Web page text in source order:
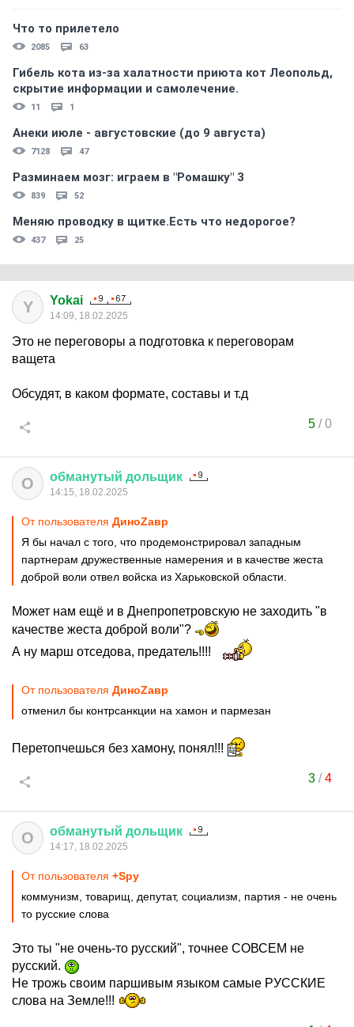
Что то прилетело
2085 63
Гибель кота из-за халатности приюта кот Леопольд,
скрытиe информации и самолечение.
11 1
Анеки июле - августовские (до 9 августа)
7128 47
Разминаем мозг: играем в "Ромашку" 3
839 52
Меняю проводку в щитке.Есть что недорогое?
437 25
Y Yokai
14:09, 18.02.2025
Это не переговоры а подготовка к переговорам
ващета
Обсудят, в каком формате, составы и т.д
5/0
О обманутый дольщик
14:15, 18.02.2025
От пользователя ДиноZавp
Я бы начал с того, что продемонстрировал западным
партнерам дружественные намерения и в качестве жеста
доброй воли отвел войска из Харьковской области.
Может нам ещё и в Днепропетровскую не заходить "в
качестве жеста доброй воли"?
А ну марш отседова, предатель!!!!
От пользователя ДиноZавp
отменил бы контрсанкции на хамон и пармезан
Перетопчешься без хамону, понял!!!
3/4
О обманутый дольщик
14:17, 18.02.2025
От пользователя +Spy
коммунизм, товарищ, депутат, социализм, партия - не очень
то русские слова
Это ты "не очень-то русский", точнее СОВСЕМ не
русский.
Не трожь своим паршивым языком самые РУССКИЕ
слова на Земле!!!